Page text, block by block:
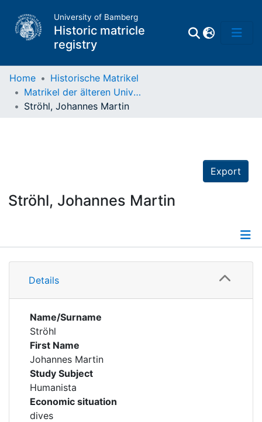
University of Bamberg
Historic matricle
registry
Matrikel
Home
Historische Matrikel
Matrikel der älteren Universität
Ströhl, Johannes Martin
Export
Ströhl, Johannes Martin
Details
Details
Name/Surname
Ströhl
First Name
Johannes Martin
Study Subject
Humanista
Economic situation
dives